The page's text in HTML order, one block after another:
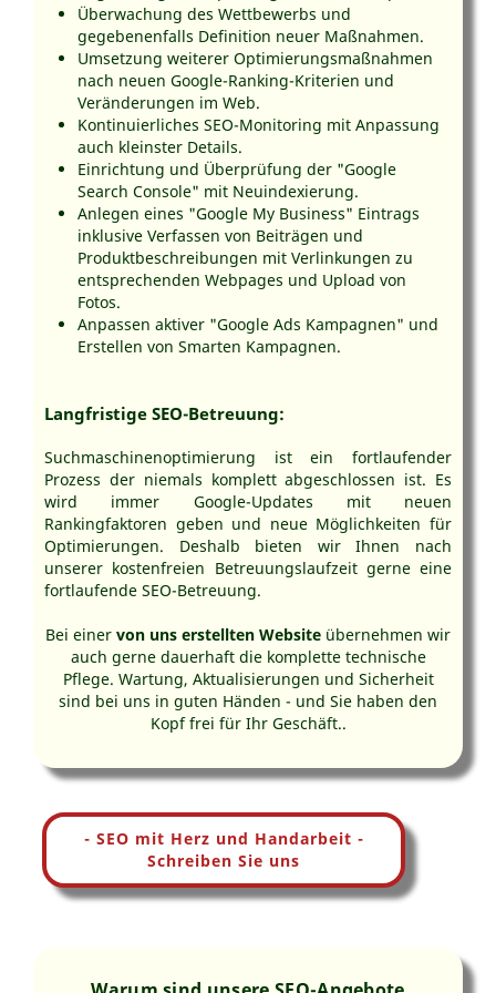
sucht.
Fortlaufende Begleitung : Sie erhalten
regelmäßige Updates zu Ihren bereits
umgesetzten SEO-Arbeiten – inklusive
Feedback und weiteren
Optimierungsvorschlägen.
Aktive Unterstützung
übernehmen wir technische Anpassungen wie
Ladezeit-Optimierung, Strukturverbesserungen
oder KI-gerechte Content-Formate.
Wir bieten Ihnen eineauthentische und
verlässliche SEO-Beratung mit KI-SEO
nur kurzfristige Rankings verbessert, sondern Ihre
Website langfristig erfolgreich macht –
Mehr Infos zur SEO-Beratung
Bei uns bekommen Sie nicht nur eine Website,
sondern einganzheitliches Konzept:
Suchmaschinenoptimiert ✔️
KI-optimiert ✔️
Individuell & sorgfältig erstellt ✔️
Und das Beste:Kostenfreie Website-Betreuung
bei unserer Webseitenerstellung inklusive.
Mehr Infos zur Webseitenerstellung
mit SEO & KI-SEO
Mehr Infos zum
Suchmaschinenmarketing
Überwachung des Wettbewerbs und
gegebenenfalls Definition neuer Maßnahmen.
Umsetzung weiterer Optimierungsmaßnahmen
nach neuen Google-Ranking-Kriterien und
Veränderungen im Web.
Kontinuierliches SEO-Monitoring mit Anpassung
auch kleinster Details.
Einrichtung und Überprüfung der "Google
Search Console" mit Neuindexierung.
Anlegen eines "Google My Business" Eintrags
inklusive Verfassen von Beiträgen und
Produktbeschreibungen mit Verlinkungen zu
entsprechenden Webpages und Upload von
Fotos.
Anpassen aktiver "Google Ads Kampagnen" und
Erstellen von Smarten Kampagnen.
Langfristige SEO-Betreuung:
Suchmaschinenoptimierung ist ein fortlaufender
Prozess der niemals komplett abgeschlossen ist. Es
wird immer Google-Updates mit neuen
Rankingfaktoren geben und neue Möglichkeiten für
Optimierungen. Deshalb bieten wir Ihnen nach
unserer kostenfreien Betreuungslaufzeit gerne eine
fortlaufende SEO-Betreuung.
Bei einer von uns erstellten Website übernehmen wir
auch gerne dauerhaft die komplette technische
Pflege. Wartung, Aktualisierungen und Sicherheit
sind bei uns in guten Händen - und Sie haben den
Kopf frei für Ihr Geschäft..
- SEO mit Herz und Handarbeit -
Schreiben Sie uns